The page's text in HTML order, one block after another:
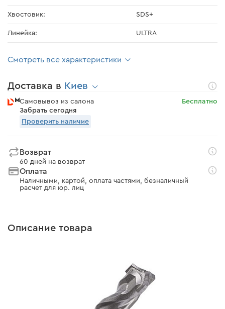
Хвостовик: SDS+
Линейка: ULTRA
Смотреть все характеристики
Доставка в Киев
Самовывоз из салона
Забрать сегодня
Бесплатно
Проверить наличие
Возврат
60 дней на возврат
Оплата
Наличными, картой, оплата частями, безналичный
расчет для юр. лиц
Описание товара